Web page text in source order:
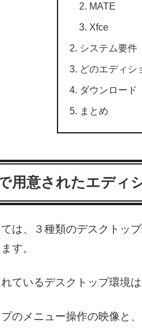
MATE
Xfce
システム要件
どのエディシ
ダウンロード
まとめ
用意されたエディ
は、３種類のデスクトッ
す。
ているデスクトップ環境
のメニュー操作の映像と